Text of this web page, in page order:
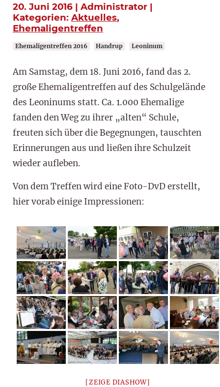
20. Juni 2016 | Administrator |
Kategorien: Aktuelles,
Ehemaligentreffen
Ehemaligentreffen 2016 Handrup Leoninum
Am Samstag, dem 18. Juni 2016, fand das 2.
große Ehemaligentreffen auf des Schulgelände
des Leoninums statt. Ca. 1.000 Ehemalige
fanden den Weg zu ihrer „alten“ Schule,
freuten sich über die Begegnungen, tauschten
Erinnerungen aus und ließen ihre Schulzeit
wieder aufleben.
Von dem Treffen wird eine Foto-DvD erstellt,
hier vorab einige Impressionen:
[ZEIGE DIASHOW]